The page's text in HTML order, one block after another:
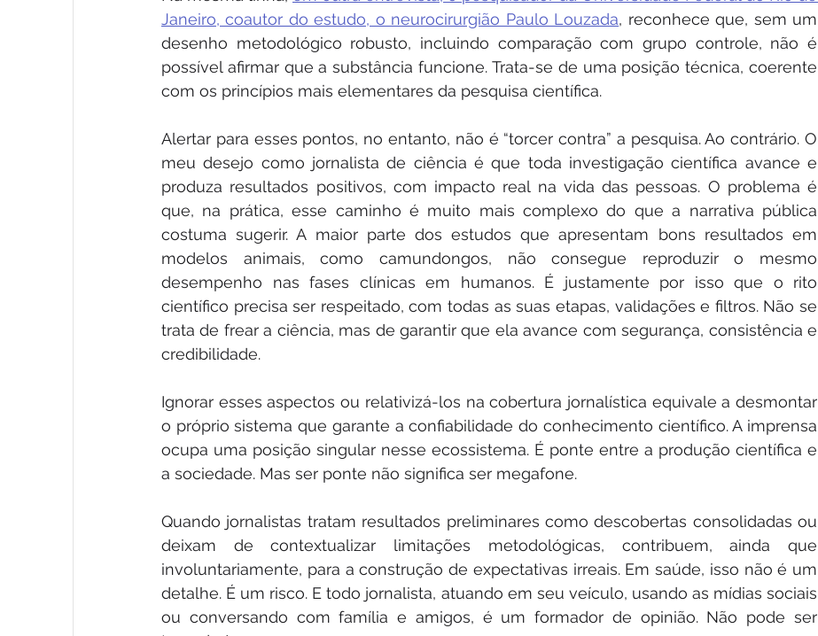
Janeiro, coautor do estudo, o neurocirurgião Paulo Louzada, reconhece que, sem um
desenho metodológico robusto, incluindo comparação com grupo controle, não é
possível afirmar que a substância funcione. Trata-se de uma posição técnica, coerente
com os princípios mais elementares da pesquisa científica.
Alertar para esses pontos, no entanto, não é “torcer contra” a pesquisa. Ao contrário. O
meu desejo como jornalista de ciência é que toda investigação científica avance e
produza resultados positivos, com impacto real na vida das pessoas. O problema é
que, na prática, esse caminho é muito mais complexo do que a narrativa pública
costuma sugerir. A maior parte dos estudos que apresentam bons resultados em
modelos animais, como camundongos, não consegue reproduzir o mesmo
desempenho nas fases clínicas em humanos. É justamente por isso que o rito
científico precisa ser respeitado, com todas as suas etapas, validações e filtros. Não se
trata de frear a ciência, mas de garantir que ela avance com segurança, consistência e
credibilidade.
Ignorar esses aspectos ou relativizá-los na cobertura jornalística equivale a desmontar
o próprio sistema que garante a confiabilidade do conhecimento científico. A imprensa
ocupa uma posição singular nesse ecossistema. É ponte entre a produção científica e
a sociedade. Mas ser ponte não significa ser megafone.
Quando jornalistas tratam resultados preliminares como descobertas consolidadas ou
deixam de contextualizar limitações metodológicas, contribuem, ainda que
involuntariamente, para a construção de expectativas irreais. Em saúde, isso não é um
detalhe. É um risco. E todo jornalista, atuando em seu veículo, usando as mídias sociais
ou conversando com família e amigos, é um formador de opinião. Não pode ser